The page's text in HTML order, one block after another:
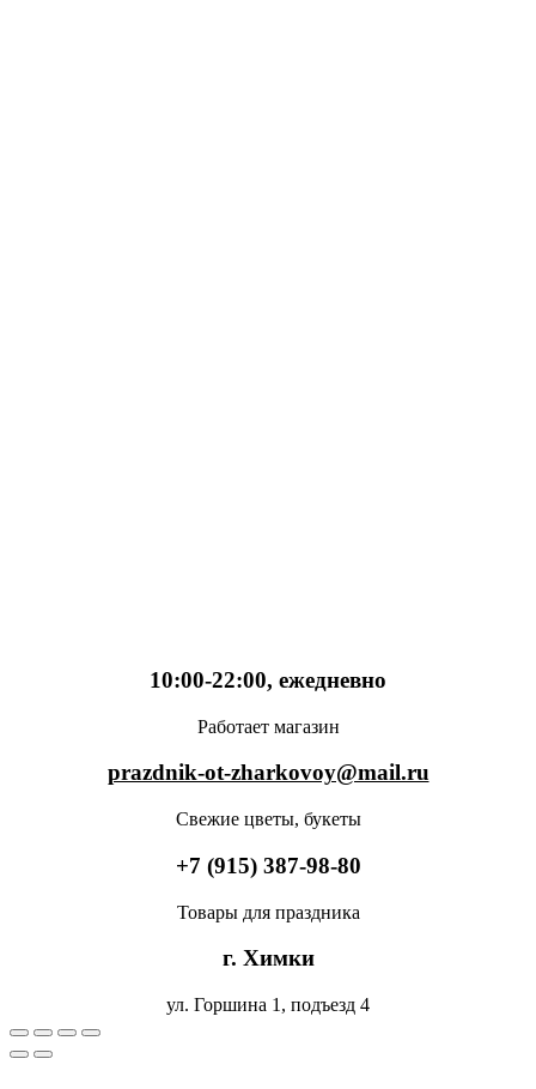
10:00-22:00, ежедневно
Работает магазин
prazdnik-ot-zharkovoy@mail.ru
Свежие цветы, букеты
+7 (915) 387-98-80
Товары для праздника
г. Химки
ул. Горшина 1, подъезд 4